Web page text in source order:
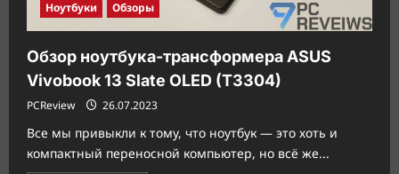
Ноутбуки Обзоры
Обзор ноутбука-трансформера ASUS
Vivobook 13 Slate OLED (T3304)
PCReview 26.07.2023
Все мы привыкли к тому, что ноутбук — это хоть и
компактный переносной компьютер, но всё же...